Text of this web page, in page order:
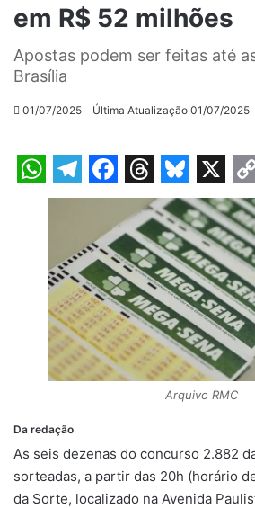
em R$ 52 milhões
Apostas podem ser feitas até
Brasília
01/07/2025 Última Atualização 01/07/2025
T
l
e
g
r
a
F
a
c
e
b
o
o
T
h
r
e
a
d
s
B
l
u
e
s
k
y
X C
o
p
y
L
i
n
k
Arquivo RMC
Da redação
As seis dezenas do concurso 2.882
sorteadas, a partir das 20h (horário
da Sorte, localizado na Avenida